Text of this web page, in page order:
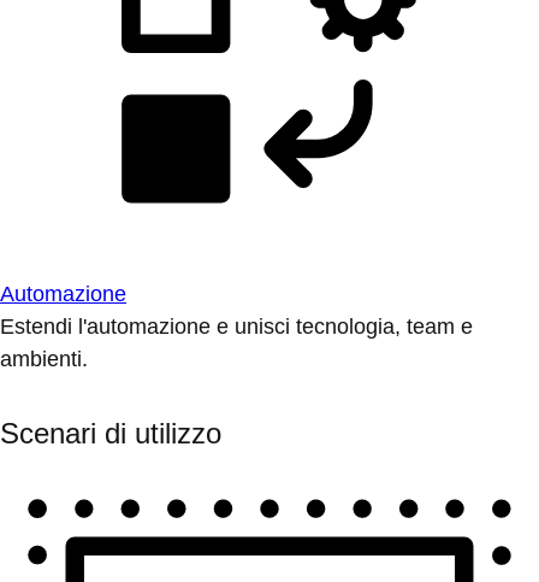
Automazione
Estendi l'automazione e unisci tecnologia, team e
ambienti.
Scenari di utilizzo